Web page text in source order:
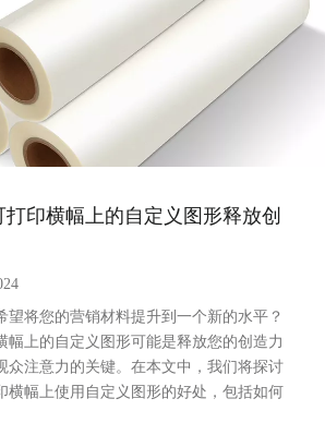
打印横幅上的自定义图形释放创
望将您的营销材料提升到一个新的水平？
幅上的自定义图形可能是释放您的创造力
众注意力的关键。在本文中，我们将探讨
横幅上使用自定义图形的好处，包括如何